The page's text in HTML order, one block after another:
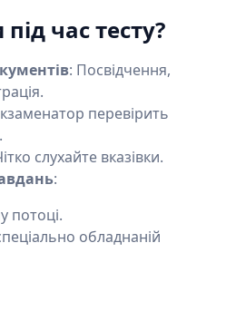
час тесту?
: Посвідчення,
перевірить
слухайте вказівки.
:
потоці.
обладнаній